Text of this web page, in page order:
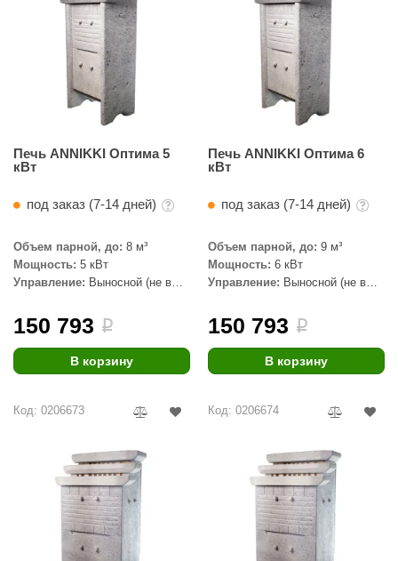
Печь ANNIKKI Оптима 5
кВт
под заказ (7-14 дней)
Объем парной, до: 8 м³
Мощность: 5 кВт
Управление: Выносной (не в
150 793 i
В корзину
Печь ANNIKKI Оптима 6
кВт
под заказ (7-14 дней)
Объем парной, до: 9 м³
Мощность: 6 кВт
Управление: Выносной (не в
150 793 i
В корзину
Код: 0206673 Код: 0206674